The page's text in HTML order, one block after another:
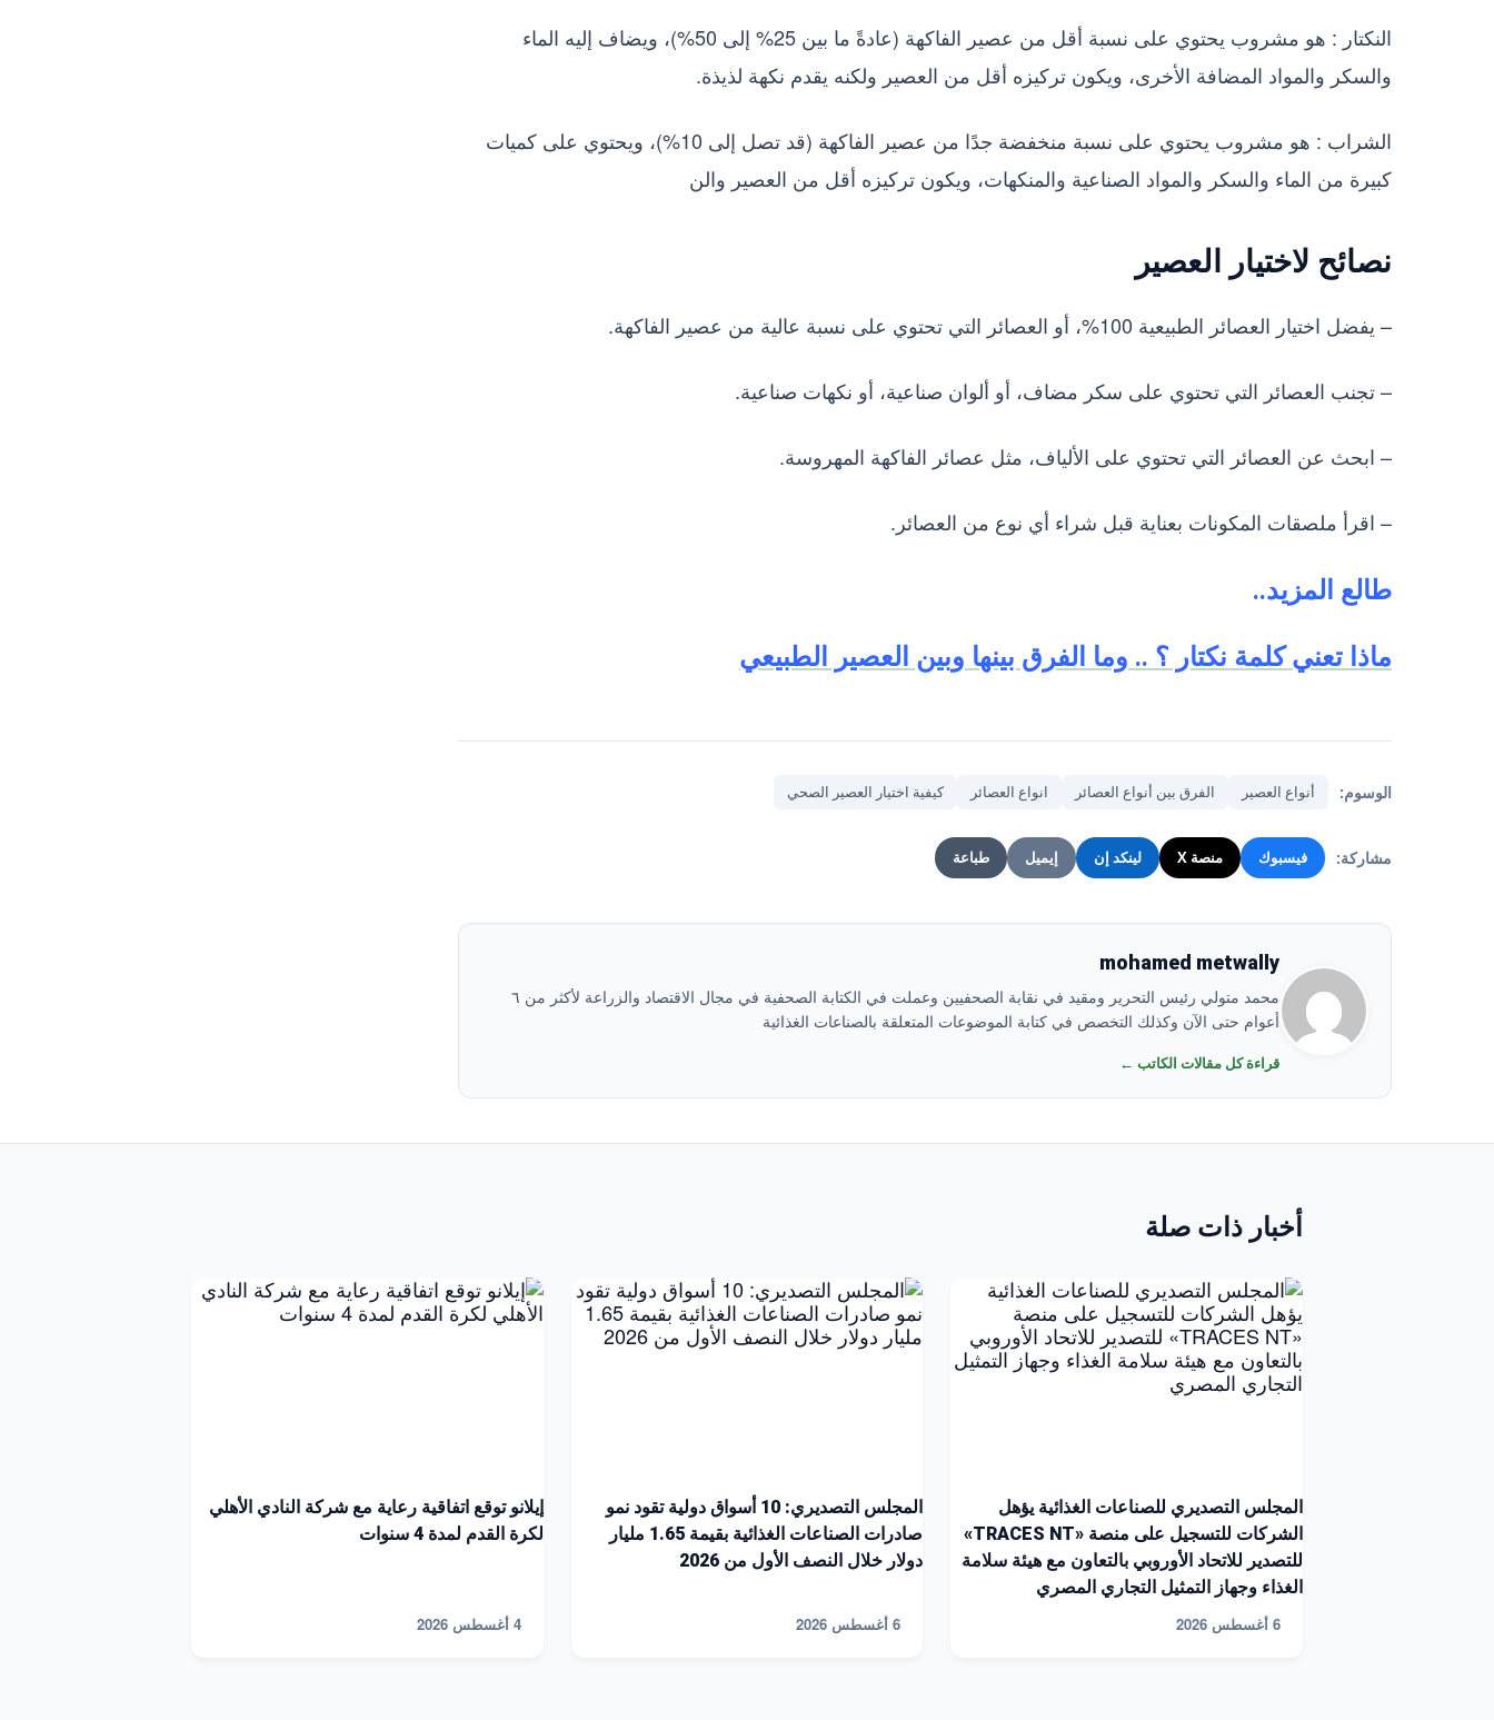
النكتار : هو مشروب يحتوي على نسبة أقل من عصير الفاكهة (عادةً ما بين 25% إلى 50%)، ويضاف إليه الماء
والسكر والمواد المضافة الأخرى، ويكون تركيزه أقل من العصير ولكنه يقدم نكهة لذيذة.
الشراب : هو مشروب يحتوي على نسبة منخفضة جدًا من عصير الفاكهة (قد تصل إلى 10%)، ويحتوي على كميات
كبيرة من الماء والسكر والمواد الصناعية والمنكهات، ويكون تركيزه أقل من العصير والن
نصائح لاختيار العصير
– يفضل اختيار العصائر الطبيعية 100%، أو العصائر التي تحتوي على نسبة عالية من عصير الفاكهة.
– تجنب العصائر التي تحتوي على سكر مضاف، أو ألوان صناعية، أو نكهات صناعية.
– ابحث عن العصائر التي تحتوي على الألياف، مثل عصائر الفاكهة المهروسة.
– اقرأ ملصقات المكونات بعناية قبل شراء أي نوع من العصائر.
طالع المزيد..
ماذا تعني كلمة نكتار ؟ .. وما الفرق بينها وبين العصير الطبيعي
الوسوم: أنواع العصير الفرق بين أنواع العصائر انواع العصائر كيفية اختيار العصير الصحي
مشاركة: فيسبوك منصة X لينكد إن إيميل طباعة
mohamed metwally
محمد متولي رئيس التحرير ومقيد في نقابة الصحفيين وعملت في الكتابة الصحفية في مجال الاقتصاد والزراعة لأكثر من ٦
أعوام حتى الآن وكذلك التخصص في كتابة الموضوعات المتعلقة بالصناعات الغذائية
قراءة كل مقالات الكاتب ←
أخبار ذات صلة
المجلس التصديري للصناعات الغذائية يؤهل
الشركات للتسجيل على منصة «TRACES NT»
للتصدير للاتحاد الأوروبي بالتعاون مع هيئة سلامة
الغذاء وجهاز التمثيل التجاري المصري
6 أغسطس 2026
المجلس التصديري: 10 أسواق دولية تقود نمو
صادرات الصناعات الغذائية بقيمة 1.65 مليار
دولار خلال النصف الأول من 2026
6 أغسطس 2026
إيلانو توقع اتفاقية رعاية مع شركة النادي الأهلي
لكرة القدم لمدة 4 سنوات
4 أغسطس 2026